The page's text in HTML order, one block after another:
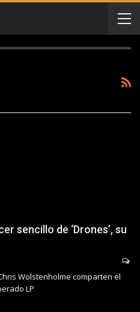
sencillo de ‘Drones’, su
Wolstenholme comparten el
LP